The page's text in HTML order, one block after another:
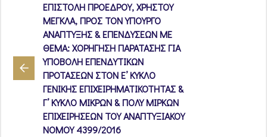
ΕΠΙΣΤΟΛΗ ΠΡΟΕΔΡΟΥ, ΧΡΗΣΤΟΥ
ΜΕΓΚΛΑ, ΠΡΟΣ ΤΟΝ ΥΠΟΥΡΓΟ
ΑΝΑΠΤΥΞΗΣ & ΕΠΕΝΔΥΣΕΩΝ ΜΕ
ΘΕΜΑ: ΧΟΡΗΓΗΣΗ ΠΑΡΑΤΑΣΗΣ ΓΙΑ
ΥΠΟΒΟΛΗ ΕΠΕΝΔΥΤΙΚΩΝ
ΠΡΟΤΑΣΕΩΝ ΣΤΟΝ Ε’ ΚΥΚΛΟ
ΓΕΝΙΚΗΣ ΕΠΙΧΕΙΡΗΜΑΤΙΚΟΤΗΤΑΣ &
Γ’ ΚΥΚΛΟ ΜΙΚΡΩΝ & ΠΟΛΥ ΜΙΡΚΩΝ
ΕΠΙΧΕΙΡΗΣΕΩΝ ΤΟΥ ΑΝΑΠΤΥΞΙΑΚΟΥ
ΝΟΜΟΥ 4399/2016